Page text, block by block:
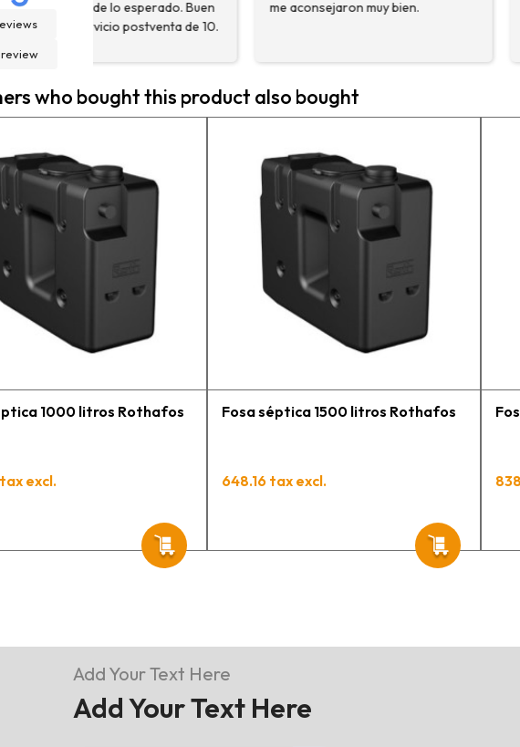
me aconsejaron muy bien.
destoconadora de gasolina
solo me encontré el producto que
asesoraron y explicaron con
detalle para asegurarme de que
adecuada para mi trabajo. Salvador,
la persona con que estuve
contactactanto me explicó todo￼
En general, la recomiendo, he
vuelto a comprar, tengo varios
pedidos en proceso y muy
contento.
who bought this product also bought
1000 litros Rothafos
excl.
Fosa séptica 1500 litros Rothafos
648.16 tax excl.
Add Your Text Here
Add Your Text Here